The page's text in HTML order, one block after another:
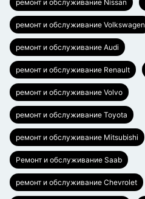
ремонт и обслуживание Nissan
ремонт и обслуживание Volkswagen
ремонт и обслуживание Audi
ремонт и обслуживание Renault
ремонт и обслуживание Volvo
ремонт и обслуживание Toyota
ремонт и обслуживание Mitsubishi
Ремонт и обслуживание Saab
ремонт и обслуживание Chevrolet